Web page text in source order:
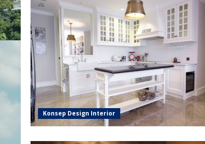
Konsep Design Interior